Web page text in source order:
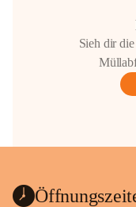
Sieh dir